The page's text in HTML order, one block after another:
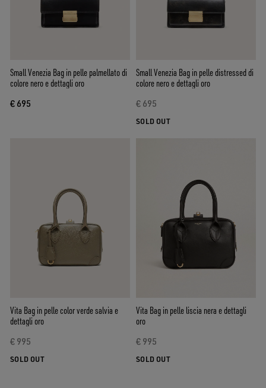
Small Venezia Bag in pelle palmellato di
colore nero e dettagli oro
€ 695
Small Venezia Bag in pelle distressed di
colore nero e dettagli oro
€ 695
SOLD OUT
Vita Bag in pelle color verde salvia e
dettagli oro
€ 995
SOLD OUT
Vita Bag in pelle liscia nera e dettagli
oro
€ 995
SOLD OUT